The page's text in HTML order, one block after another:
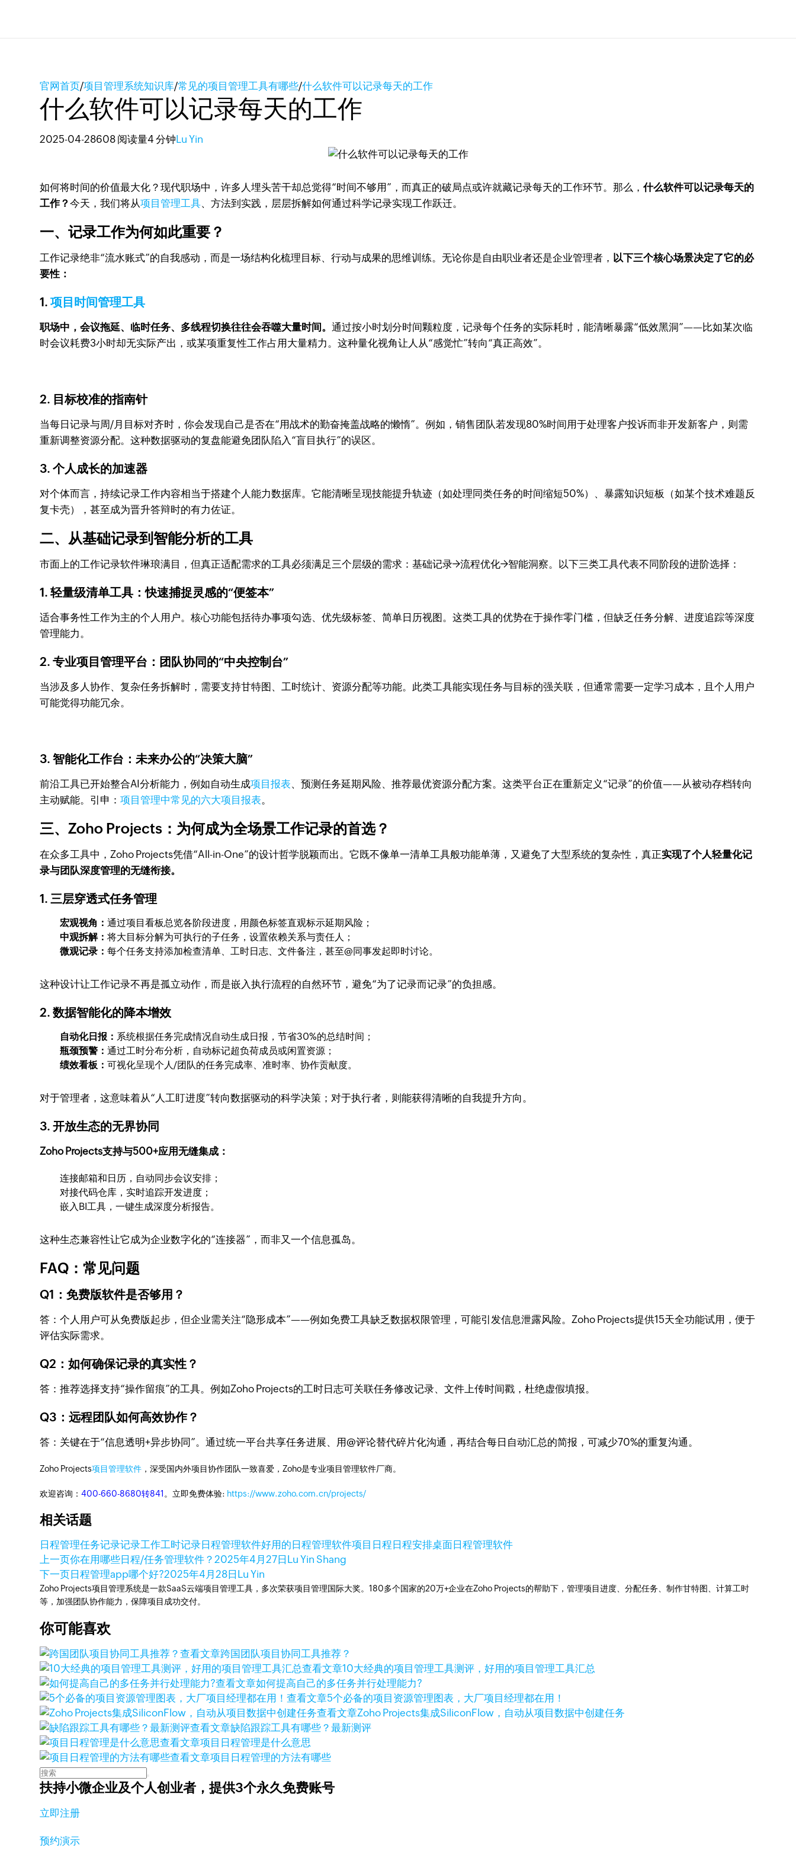
官网首页/项目管理系统知识库/常见的项目管理工具有哪些/什么软件可以记录每天的工作
什么软件可以记录每天的工作
2025-04-28608 阅读量4 分钟 Lu Yin
如何将时间的价值最大化？现代职场中，许多人埋头苦干却总觉得“时间不够用”，而真正的破局点或许就藏记录每天的工作环节。那么，什么软件可以记录每天的
工作？今天，我们将从项目管理工具、方法到实践，层层拆解如何通过科学记录实现工作跃迁。
一、记录工作为何如此重要？
工作记录绝非“流水账式”的自我感动，而是一场结构化梳理目标、行动与成果的思维训练。无论你是自由职业者还是企业管理者， 以下三个核心场景决定了它的必
要性：
1.项目时间管理工具
职场中，会议拖延、临时任务、多线程切换往往会吞噬大量时间。通过按小时划分时间颗粒度，记录每个任务的实际耗时，能清晰暴露“低效黑洞”——比如某次临
时会议耗费3小时却无实际产出，或某项重复性工作占用大量精力。这种量化视角让人从“感觉忙”转向“真正高效”。
2. 目标校准的指南针
当每日记录与周/月目标对齐时，你会发现自己是否在“用战术的勤奋掩盖战略的懒惰”。例如，销售团队若发现80%时间用于处理客户投诉而非开发新客户，则需
重新调整资源分配。这种数据驱动的复盘能避免团队陷入“盲目执行”的误区。
3. 个人成长的加速器
对个体而言，持续记录工作内容相当于搭建个人能力数据库。它能清晰呈现技能提升轨迹（如处理同类任务的时间缩短50%）、暴露知识短板（如某个技术难题反
复卡壳），甚至成为晋升答辩时的有力佐证。
二、从基础记录到智能分析的工具
市面上的工作记录软件琳琅满目，但真正适配需求的工具必须满足三个层级的需求：基础记录→流程优化→智能洞察。以下三类工具代表不同阶段的进阶选择：
1. 轻量级清单工具：快速捕捉灵感的“便签本”
适合事务性工作为主的个人用户。核心功能包括待办事项勾选、优先级标签、简单日历视图。这类工具的优势在于操作零门槛，但缺乏任务分解、进度追踪等深度
管理能力。
2. 专业项目管理平台：团队协同的“中央控制台”
当涉及多人协作、复杂任务拆解时，需要支持甘特图、工时统计、资源分配等功能。此类工具能实现任务与目标的强关联，但通常需要一定学习成本，且个人用户
可能觉得功能冗余。
3. 智能化工作台：未来办公的“决策大脑”
前沿工具已开始整合AI分析能力，例如自动生成项目报表、预测任务延期风险、推荐最优资源分配方案。这类平台正在重新定义“记录”的价值——从被动存档转向
主动赋能。引申：项目管理中常见的六大项目报表。
三、Zoho Projects：为何成为全场景工作记录的首选？
在众多工具中，Zoho Projects凭借“All-in-One”的设计哲学脱颖而出。它既不像单一清单工具般功能单薄，又避免了大型系统的复杂性，真正实现了个人轻量化记
录与团队深度管理的无缝衔接。
1. 三层穿透式任务管理
宏观视角：通过项目看板总览各阶段进度，用颜色标签直观标示延期风险；
中观拆解：将大目标分解为可执行的子任务，设置依赖关系与责任人；
微观记录：每个任务支持添加检查清单、工时日志、文件备注，甚至@同事发起即时讨论。
这种设计让工作记录不再是孤立动作，而是嵌入执行流程的自然环节，避免“为了记录而记录”的负担感。
2. 数据智能化的降本增效
自动化日报： 系统根据任务完成情况自动生成日报，节省30%的总结时间；
瓶颈预警：通过工时分布分析，自动标记超负荷成员或闲置资源；
绩效看板：可视化呈现个人/团队的任务完成率、准时率、协作贡献度。
对于管理者，这意味着从“人工盯进度”转向数据驱动的科学决策；对于执行者，则能获得清晰的自我提升方向。
3. 开放生态的无界协同
Zoho Projects支持与500+应用无缝集成：
连接邮箱和日历，自动同步会议安排；
对接代码仓库，实时追踪开发进度；
嵌入BI工具，一键生成深度分析报告。
这种生态兼容性让它成为企业数字化的“连接器”，而非又一个信息孤岛。
FAQ：常见问题
Q1：免费版软件是否够用？
答：个人用户可从免费版起步，但企业需关注“隐形成本”——例如免费工具缺乏数据权限管理，可能引发信息泄露风险。Zoho Projects提供15天全功能试用，便于
评估实际需求。
Q2：如何确保记录的真实性？
答：推荐选择支持“操作留痕”的工具。例如Zoho Projects的工时日志可关联任务修改记录、文件上传时间戳，杜绝虚假填报。
Q3：远程团队如何高效协作？
答：关键在于“信息透明+异步协同”。通过统一平台共享任务进展、用@评论替代碎片化沟通，再结合每日自动汇总的简报，可减少70%的重复沟通。
Zoho Projects项目管理软件 ，深受国内外项目协作团队一致喜爱，Zoho是专业项目管理软件厂商。
欢迎咨询：400-660-8680转841 。立即免费体验: https://www.zoho.com.cn/projects/
相关话题
日程管理任务记录记录工作工时记录 日程管理软件好用的日程管理软件项目日程 日程安排桌面日程管理软件
上一页你在用哪些日程/任务管理软件？2025年4月27日 Lu Yin Shang
下一页 日程管理app哪个好?2025年4月28日 Lu Yin
Zoho Projects项目管理系统是一款SaaS云端项目管理工具，多次荣获项目管理国际大奖。180多个国家的20万+企业在Zoho Projects的帮助下，管理项目进度、分配任务、制作甘特图、计算工时
等，加强团队协作能力，保障项目成功交付。
你可能喜欢
查看文章跨国团队项目协同工具推荐？
查看文章10大经典的项目管理工具测评，好用的项目管理工具汇总
查看文章如何提高自己的多任务并行处理能力?
查看文章5个必备的项目资源管理图表，大厂项目经理都在用！
查看文章Zoho Projects集成SiliconFlow，自动从项目数据中创建任务
查看文章缺陷跟踪工具有哪些？最新测评
查看文章项目日程管理是什么意思
查看文章项目日程管理的方法有哪些
扶持小微企业及个人创业者，提供3个永久免费账号
立即注册
预约演示